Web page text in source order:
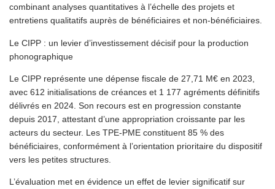
combinant analyses quantitatives à l’échelle des projets et
entretiens qualitatifs auprès de bénéficiaires et non-bénéficiaires.
Le CIPP : un levier d’investissement décisif pour la production
phonographique
Le CIPP représente une dépense fiscale de 27,71 M€ en 2023,
avec 612 initialisations de créances et 1 177 agréments définitifs
délivrés en 2024. Son recours est en progression constante
depuis 2017, attestant d’une appropriation croissante par les
acteurs du secteur. Les TPE-PME constituent 85 % des
bénéficiaires, conformément à l’orientation prioritaire du dispositif
vers les petites structures.
L’évaluation met en évidence un effet de levier significatif sur